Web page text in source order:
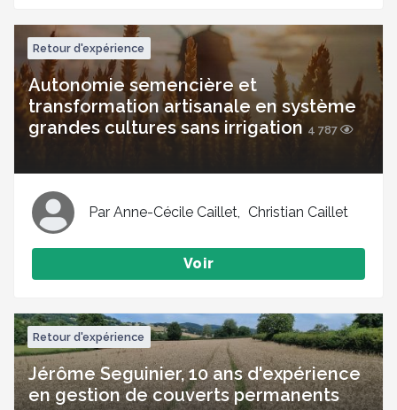
Retour d'expérience
Autonomie semencière et
transformation artisanale en système
grandes cultures sans irrigation 4 787
Par Anne-Cécile Caillet, Christian Caillet
Voir
Retour d'expérience
Jérôme Seguinier, 10 ans d'expérience
en gestion de couverts permanents